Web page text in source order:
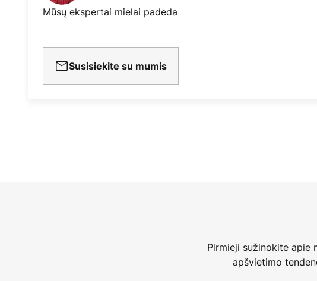
Mūsų ekspertai mielai padeda
Susisiekite su mumis
Pirmieji sužinokite apie
apšvietimo